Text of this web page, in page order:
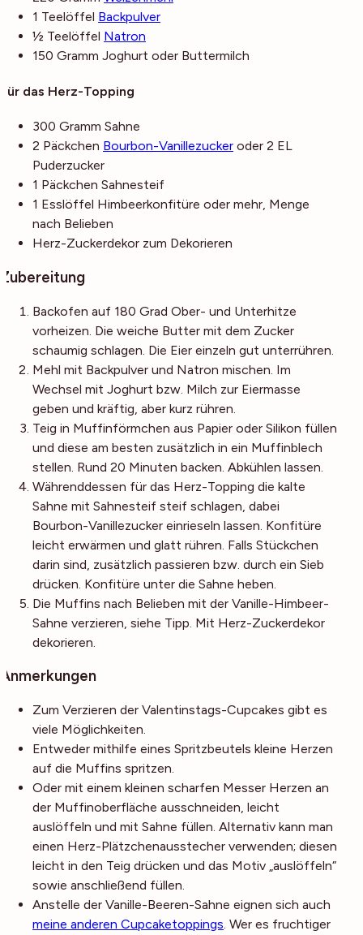
1 Teelöffel Backpulver
½ Teelöffel Natron
150 Gramm Joghurt oder Buttermilch
Für das Herz-Topping
300 Gramm Sahne
2 Päckchen Bourbon-Vanillezucker oder 2 EL
Puderzucker
1 Päckchen Sahnesteif
1 Esslöffel Himbeerkonfitüre oder mehr, Menge
nach Belieben
Herz-Zuckerdekor zum Dekorieren
Zubereitung
Backofen auf 180 Grad Ober- und Unterhitze
vorheizen. Die weiche Butter mit dem Zucker
schaumig schlagen. Die Eier einzeln gut unterrühren.
Mehl mit Backpulver und Natron mischen. Im
Wechsel mit Joghurt bzw. Milch zur Eiermasse
geben und kräftig, aber kurz rühren.
Teig in Muffinförmchen aus Papier oder Silikon füllen
und diese am besten zusätzlich in ein Muffinblech
stellen. Rund 20 Minuten backen. Abkühlen lassen.
Währenddessen für das Herz-Topping die kalte
Sahne mit Sahnesteif steif schlagen, dabei
Bourbon-Vanillezucker einrieseln lassen. Konfitüre
leicht erwärmen und glatt rühren. Falls Stückchen
darin sind, zusätzlich passieren bzw. durch ein Sieb
drücken. Konfitüre unter die Sahne heben.
Die Muffins nach Belieben mit der Vanille-Himbeer-
Sahne verzieren, siehe Tipp. Mit Herz-Zuckerdekor
dekorieren.
Anmerkungen
Zum Verzieren der Valentinstags-Cupcakes gibt es
viele Möglichkeiten.
Entweder mithilfe eines Spritzbeutels kleine Herzen
auf die Muffins spritzen.
Oder mit einem kleinen scharfen Messer Herzen an
der Muffinoberfläche ausschneiden, leicht
auslöffeln und mit Sahne füllen. Alternativ kann man
einen Herz-Plätzchenausstecher verwenden; diesen
leicht in den Teig drücken und das Motiv „auslöffeln“
sowie anschließend füllen.
Anstelle der Vanille-Beeren-Sahne eignen sich auch
meine anderen Cupcaketoppings. Wer es fruchtiger